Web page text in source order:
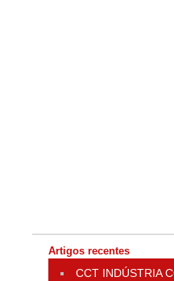
Artigos recentes
CCT INDÚSTRIA